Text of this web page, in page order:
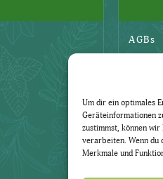
Um dir ein optimales
Geräteinformationen
zustimmst, können
verarbeiten. Wenn du
Merkmale und
AGBs